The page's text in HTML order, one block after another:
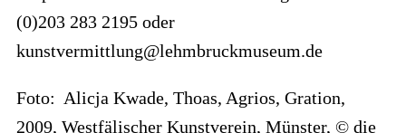
(0)203 283 2195 oder
kunstvermittlung@lehmbruckmuseum.de
Foto: Alicja Kwade, Thoas, Agrios, Gration,
2009, Westfälischer Kunstverein, Münster, © die